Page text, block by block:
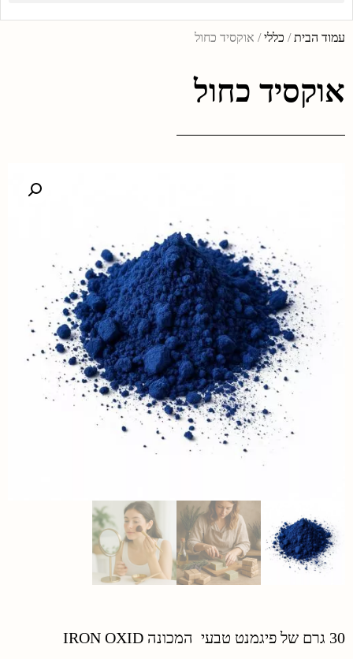
עמוד הבית/ כללי/ אוקסיד כחול
אוקסיד כחול
30 גרם של פיגמנט טבעי המכונה IRON OXID